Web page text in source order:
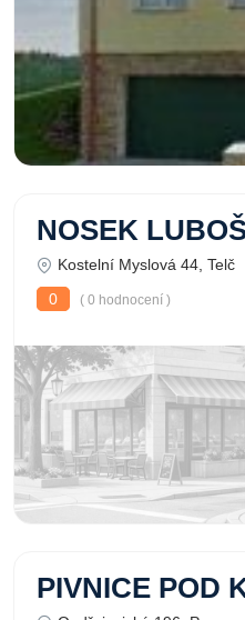
NOSEK
Kostelní Myslová 44, Telč
0
( 0 hodnocení )
PIVNICE POD